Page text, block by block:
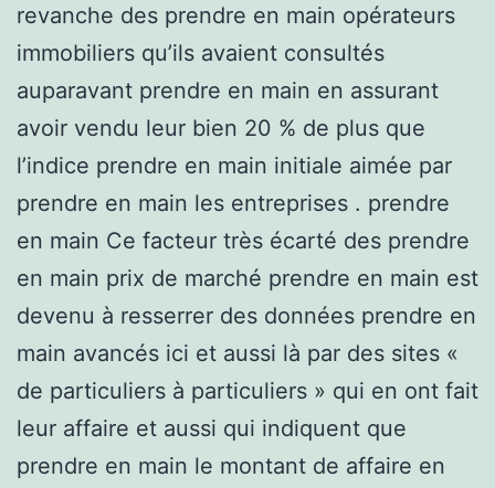
revanche des prendre en main opérateurs
immobiliers qu’ils avaient consultés
auparavant prendre en main en assurant
avoir vendu leur bien 20 % de plus que
l’indice prendre en main initiale aimée par
prendre en main les entreprises . prendre
en main Ce facteur très écarté des prendre
en main prix de marché prendre en main est
devenu à resserrer des données prendre en
main avancés ici et aussi là par des sites «
de particuliers à particuliers » qui en ont fait
leur affaire et aussi qui indiquent que
prendre en main le montant de affaire en